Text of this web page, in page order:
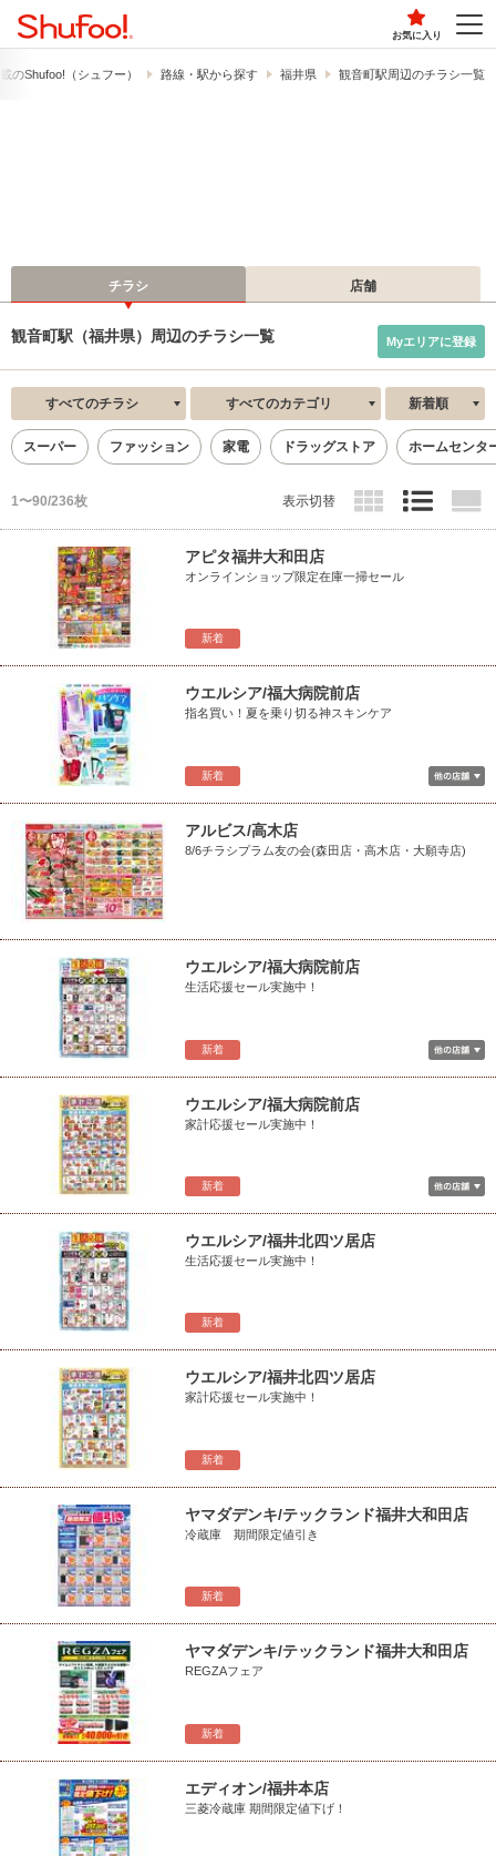
お気に入り
の​Shufoo!​（シュフー） 路線・駅から探す 福井県 観音町駅周辺のチラシ一覧
チラシ 店舗
観音町駅（福井県）周辺のチラシ一覧 Myエリアに登録
すべてのチラシ すべてのカテゴリ 新着順
スーパー ファッション 家電 ドラッグストア ホームセンタ
1〜90/236枚 表示切替
新着
アピタ福井大和田店
オンラインショップ限定在庫一掃セール
新着
ウエルシア/福大病院前店
指名買い！夏を乗り切る神スキンケア
アルビス/高木店
8/6チラシプラム友の会(森田店・高木店・大願寺店)
新着
ウエルシア/福大病院前店
生活応援セール実施中！
新着
ウエルシア/福大病院前店
家計応援セール実施中！
新着
ウエルシア/福井北四ツ居店
生活応援セール実施中！
新着
ウエルシア/福井北四ツ居店
家計応援セール実施中！
新着
ヤマダデンキ/テックランド福井大和田店
冷蔵庫 期間限定値引き
新着
ヤマダデンキ/テックランド福井大和田店
REGZAフェア
エディオン/福井本店
三菱冷蔵庫 期間限定値下げ！